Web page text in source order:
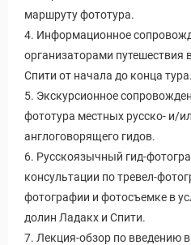
маршруту фототура.
4. Информационное
организаторами путешествия
Спити от начала до конца тура.
5. Экскурсионное
фототура местных русско- и/
англоговорящего гидов.
6. Русскоязычный гид-
консультации по тревел-
фотографии и фотосъемке в
долин Ладакх и Спити.
7. Лекция-обзор по введению в